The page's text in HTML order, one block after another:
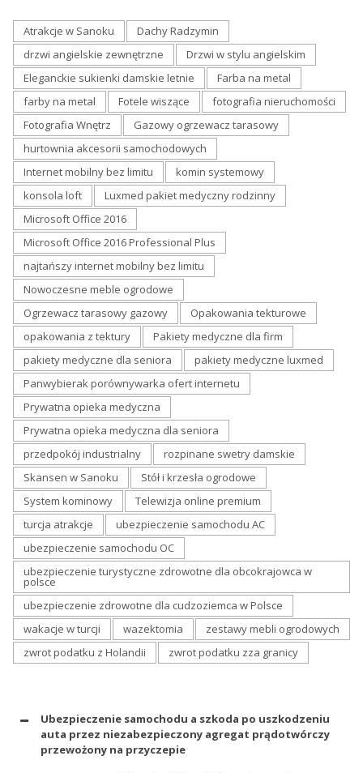
Atrakcje w Sanoku
Dachy Radzymin
drzwi angielskie zewnętrzne
Drzwi w stylu angielskim
Eleganckie sukienki damskie letnie
Farba na metal
farby na metal
Fotele wiszące
fotografia nieruchomości
Fotografia Wnętrz
Gazowy ogrzewacz tarasowy
hurtownia akcesorii samochodowych
Internet mobilny bez limitu
komin systemowy
konsola loft
Luxmed pakiet medyczny rodzinny
Microsoft Office 2016
Microsoft Office 2016 Professional Plus
najtańszy internet mobilny bez limitu
Nowoczesne meble ogrodowe
Ogrzewacz tarasowy gazowy
Opakowania tekturowe
opakowania z tektury
Pakiety medyczne dla firm
pakiety medyczne dla seniora
pakiety medyczne luxmed
Panwybierak porównywarka ofert internetu
Prywatna opieka medyczna
Prywatna opieka medyczna dla seniora
przedpokój industrialny
rozpinane swetry damskie
Skansen w Sanoku
Stół i krzesła ogrodowe
System kominowy
Telewizja online premium
turcja atrakcje
ubezpieczenie samochodu AC
ubezpieczenie samochodu OC
ubezpieczenie turystyczne zdrowotne dla obcokrajowca w
polsce
ubezpieczenie zdrowotne dla cudzoziemca w Polsce
wakacje w turcji
wazektomia
zestawy mebli ogrodowych
zwrot podatku z Holandii
zwrot podatku zza granicy
Ubezpieczenie samochodu a szkoda po uszkodzeniu
auta przez niezabezpieczony agregat prądotwórczy
przewożony na przyczepie